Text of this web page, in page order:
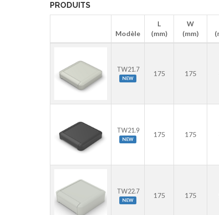
PRODUITS
Modèle
L
(mm)
W
(mm)
TW21.7
NEW
175 175
TW21.9
NEW
175 175
TW22.7
NEW
175 175